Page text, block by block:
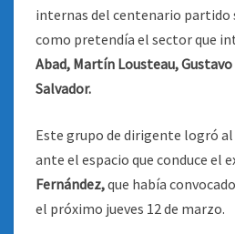
internas del centenario partido
como pretendía el sector que
Abad, Martín Lousteau,
Salvador.
Este grupo de dirigente logró
ante el espacio que conduce el
Fernández,que había
el próximo jueves 12 de marzo.